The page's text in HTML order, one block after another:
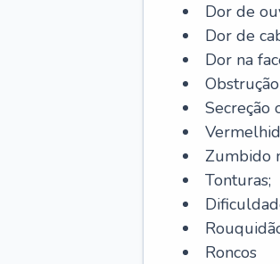
Dor de
Dor de
Dor na
Secreção
Zumbido
Tonturas;
Roncos